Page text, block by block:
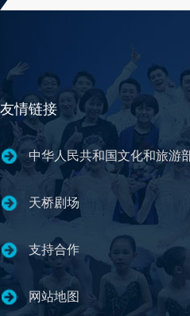
友情链接
中华人民共和国文化和旅游
天桥剧场
支持合作
网站地图